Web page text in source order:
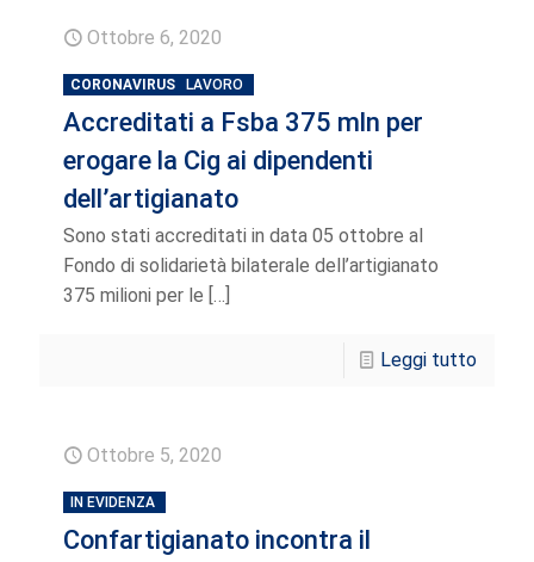
Ottobre 6, 2020
CORONAVIRUS LAVORO
Accreditati a Fsba 375 mln per
erogare la Cig ai dipendenti
dell’artigianato
Sono stati accreditati in data 05 ottobre al
Fondo di solidarietà bilaterale dell’artigianato
375 milioni per le […]
Leggi tutto
Ottobre 5, 2020
IN EVIDENZA
Confartigianato incontra il